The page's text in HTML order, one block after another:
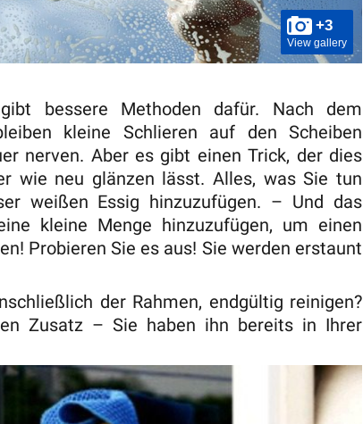
+3
View gallery
bessere Methoden dafür. Nach dem
kleine Schlieren auf den Scheiben
nerven. Aber es gibt einen Trick, der dies
wie neu glänzen lässt. Alles, was Sie tun
weißen Essig hinzuzufügen. – Und das
kleine Menge hinzuzufügen, um einen
Probieren Sie es aus! Sie werden erstaunt
der Rahmen, endgültig reinigen?
Zusatz – Sie haben ihn bereits in Ihrer